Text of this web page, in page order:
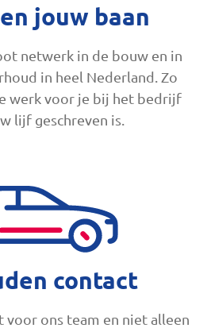
jouw baan
netwerk in de bouw en in
in heel Nederland. Zo
werk voor je bij het bedrijf
lijf geschreven is.
contact
voor ons team en niet alleen